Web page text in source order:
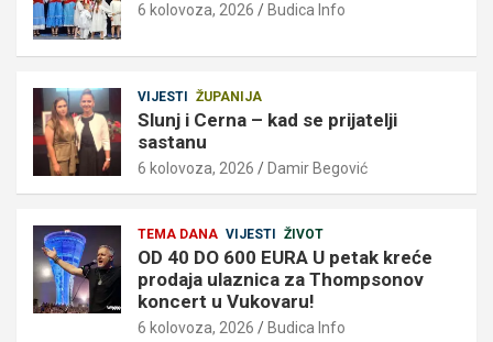
6 kolovoza, 2026 Budica Info
VIJESTI ŽUPANIJA
Slunj i Cerna – kad se prijatelji
sastanu
6 kolovoza, 2026 Damir Begović
TEMA DANA VIJESTI ŽIVOT
OD 40 DO 600 EURA U petak kreće
prodaja ulaznica za Thompsonov
koncert u Vukovaru!
6 kolovoza, 2026 Budica Info